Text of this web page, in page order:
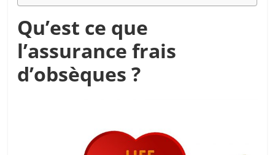
Qu’est ce que
l’assurance frais
d’obsèques ?